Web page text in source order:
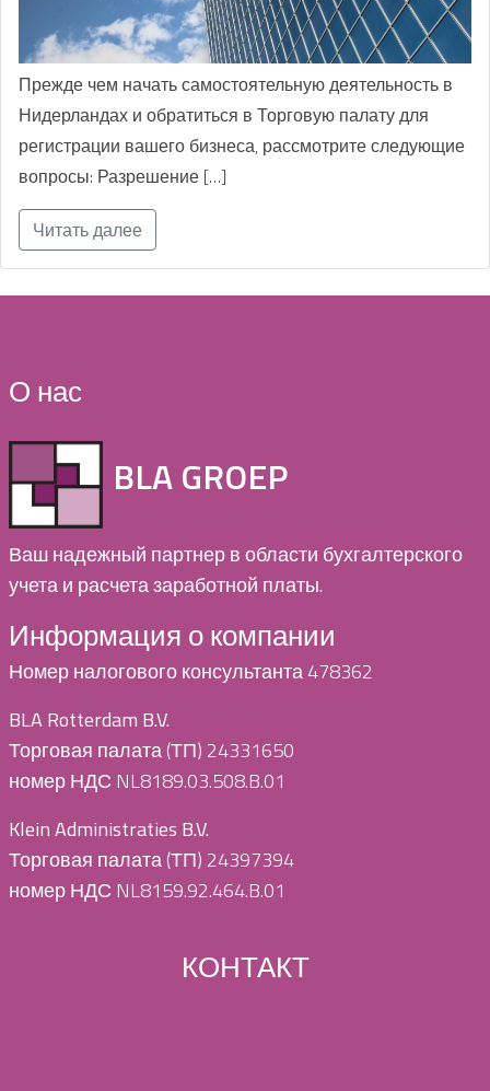
Прежде чем начать самостоятельную деятельность в
Нидерландах и обратиться в Торговую палату для
регистрации вашего бизнеса, рассмотрите следующие
вопросы: Разрешение […]
Читать далее
О нас
BLA GROEP
Ваш надежный партнер в области бухгалтерского
учета и расчета заработной платы.
Информация о компании
Номер налогового консультанта 478362
BLA Rotterdam B.V.
Торговая палата (ТП) 24331650
номер НДС NL8189.03.508.B.01
Klein Administraties B.V.
Торговая палата (ТП) 24397394
номер НДС NL8159.92.464.B.01
КОНТАКТ